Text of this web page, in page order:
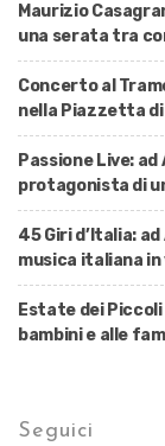
Maurizio
una serata tra
Concerto al
nella Piazzetta di
Passione Live:
protagonista di
45 Giri d’Italia:
musica italiana in
Estate dei
bambini e alle
Seguici